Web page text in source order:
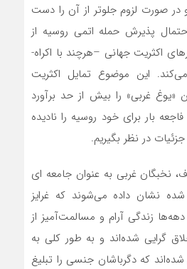
صورت لزوم جلوتر از آن را دست
پذیرش حمله اتمی روسیه از
اکثریت جهانی –هرچند با اکراه-
می‌کند. این موضوع تمایل اکثریت
«یوغ غربی» را بیش از حد برآورد‌
بار برای خود روسیه را نادیده‌
جزئیات در نظر بگیریم.
نخبگان غربی به عنوان جامعه ای
شده نشان داده می‌شوند که غرایز
زندگی آرام و مسالمت‌آمیز از
گرایی شده‌اند و به طور کلی به
که دگرباشان جنسی را تبلیغ